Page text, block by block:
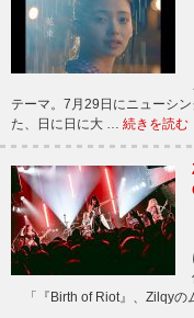
テーマ。7月29日にニューシ
た、日に日に大 … 続きを読む
「『Birth of Riot』、Zilqyの